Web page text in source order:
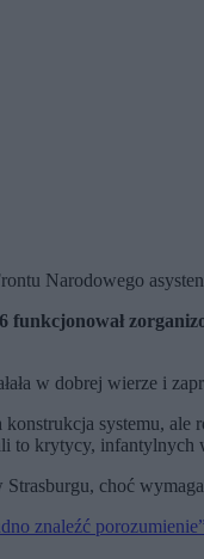
Narodowego
funkcjonował
w dobrej wierze i
systemu,
to krytycy, infantylnych
Strasburgu, choć
znaleźć porozumienie”